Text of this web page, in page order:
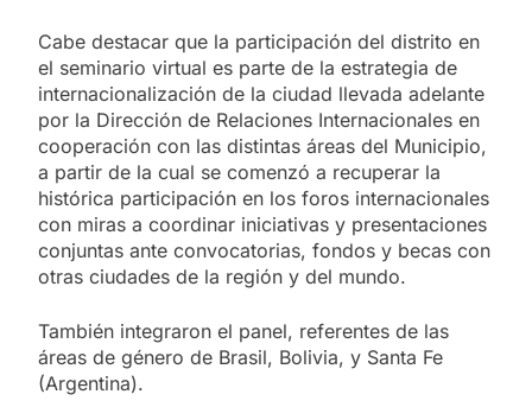
Cabe destacar que la participación del distrito en
el seminario virtual es parte de la estrategia de
internacionalización de la ciudad llevada adelante
por la Dirección de Relaciones Internacionales en
cooperación con las distintas áreas del Municipio,
a partir de la cual se comenzó a recuperar la
histórica participación en los foros internacionales
con miras a coordinar iniciativas y presentaciones
conjuntas ante convocatorias, fondos y becas con
otras ciudades de la región y del mundo.
También integraron el panel, referentes de las
áreas de género de Brasil, Bolivia, y Santa Fe
(Argentina).